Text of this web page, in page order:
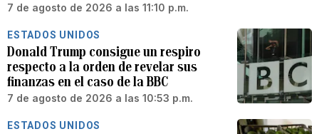
7 de agosto de 2026 a las 11:10 p.m.
ESTADOS UNIDOS
Donald Trump consigue un respiro
respecto a la orden de revelar sus
finanzas en el caso de la BBC
7 de agosto de 2026 a las 10:53 p.m.
ESTADOS UNIDOS